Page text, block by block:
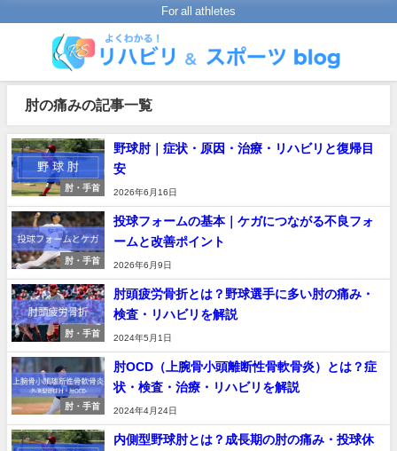
For all athletes
肘の痛みの記事一覧
肘・手首
野球肘｜症状・原因・治療・リハビリと復帰目
安
2026年6月16日
肘・手首
投球フォームの基本｜ケガにつながる不良フォ
ームと改善ポイント
2026年6月9日
肘・手首
肘頭疲労骨折とは？野球選手に多い肘の痛み・
検査・リハビリを解説
2024年5月1日
肘・手首
肘OCD（上腕骨小頭離断性骨軟骨炎）とは？症
状・検査・治療・リハビリを解説
2024年4月24日
内側型野球肘とは？成長期の肘の痛み・投球休